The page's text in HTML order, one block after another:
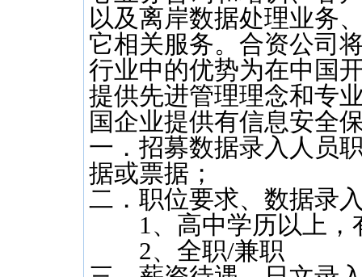
以及离岸数据处理业务
它相关服务。合资公司
行业中的优势为在中国
提供先进管理理念和专
国企业提供有信息安全
一．招募数据录入人员
据或票据；
二．职位要求、数据录
1、高中学历以上，
2、全职/兼职